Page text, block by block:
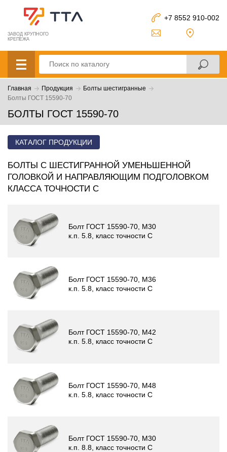
ЗАВОД КРУПНОГО
КРЕПЕЖА
+7 8552 910-002
Главная Продукция
Болты шестигранные
Болты ГОСТ 15590-70
БОЛТЫ ГОСТ 15590-70
КАТАЛОГ ПРОДУКЦИИ
БОЛТЫ С ШЕСТИГРАННОЙ УМЕНЬШЕННОЙ
ГОЛОВКОЙ И НАПРАВЛЯЮЩИМ ПОДГОЛОВКОМ
КЛАССА ТОЧНОСТИ С
Болт ГОСТ 15590-70, М30
к.п. 5.8, класс точности C
Болт ГОСТ 15590-70, М36
к.п. 5.8, класс точности C
Болт ГОСТ 15590-70, М42
к.п. 5.8, класс точности C
Болт ГОСТ 15590-70, М48
к.п. 5.8, класс точности C
Болт ГОСТ 15590-70, М30
к.п. 8.8, класс точности C